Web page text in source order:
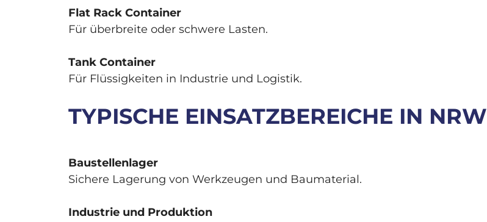
Flat Rack Container
Für überbreite oder schwere Lasten.
Tank Container
Für Flüssigkeiten in Industrie und Logistik.
TYPISCHE EINSATZBEREICHE IN NRW
Baustellenlager
Sichere Lagerung von Werkzeugen und Baumaterial.
Industrie und Produktion